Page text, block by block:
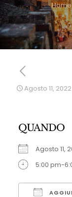
Home
Agosto 11, 2022
QUANDO
Agosto 11,
5:00 pm-